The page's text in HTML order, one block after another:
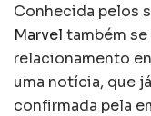
Conhecida pelos
Marvel também
relacionamento
uma notícia, que
confirmada pela